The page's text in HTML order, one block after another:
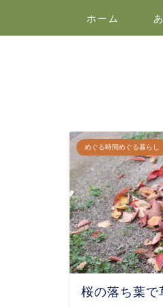
ホーム
めぐる時間めぐる暮らし
桜の落ち葉で